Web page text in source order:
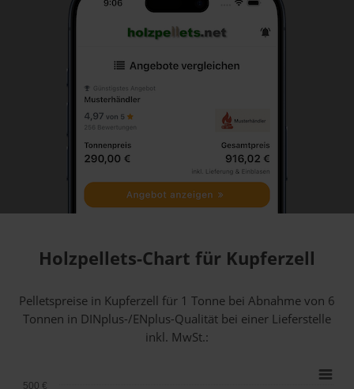
Holzpellets-Chart für Kupferzell
Pelletspreise in Kupferzell für 1 Tonne bei Abnahmevon 6
Tonnen in DINplus-/ENplus-Qualität bei einer Lieferstelle
inkl. MwSt.:
500 €